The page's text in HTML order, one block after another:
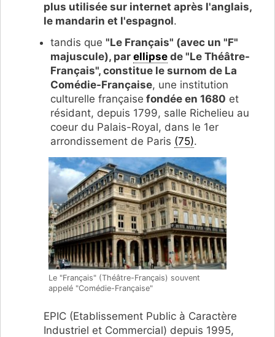
plus utilisée sur internet après l'anglais,
le mandarin et l'espagnol.
tandis que "Le Français" (avec un "F"
majuscule), par ellipse de "Le Théâtre-
Français", constitue le surnom de La
Comédie-Française, une institution
culturelle française fondée en 1680 et
résidant, depuis 1799, salle Richelieu au
coeur du Palais-Royal, dans le 1er
arrondissement de Paris (75).
Le "Français" (Théâtre-Français) souvent
appelé "Comédie-Française"
EPIC (Etablissement Public à Caractère
Industriel et Commercial) depuis 1995,